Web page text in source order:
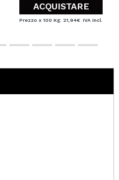
ACQUISTARE
Prezzo x 100 Kg: 21,94€ IVA Incl.